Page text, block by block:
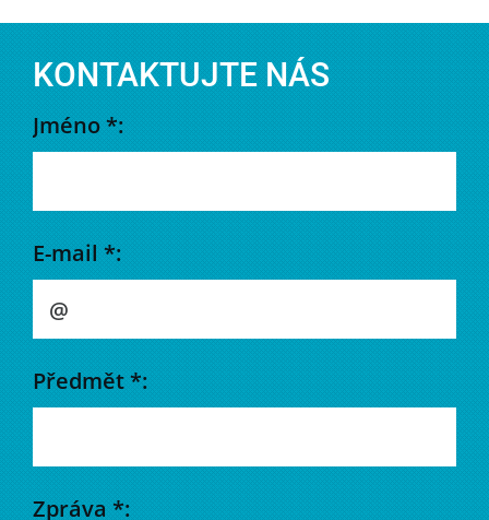
KONTAKTUJTE NÁS
Jméno *:
E-mail *:
Předmět *:
Zpráva *: